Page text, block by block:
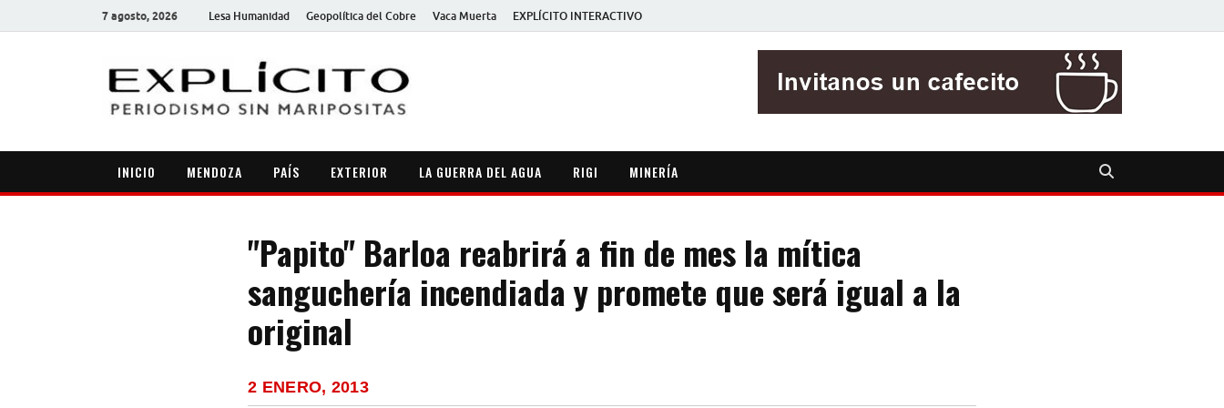
7 agosto, 2026 Lesa Humanidad Geopolítica del Cobre Vaca Muerta EXPLÍCITO INTERACTIVO
INICIO MENDOZA PAÍS EXTERIOR LA GUERRA DEL AGUA RIGI MINERÍA
"Papito" Barloa reabrirá a fin de mes la mítica
sanguchería incendiada y promete que será igual a la
original
2 ENERO, 2013